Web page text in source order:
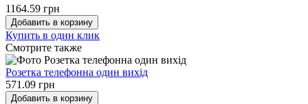
1164.59 грн
Добавить в корзину
Купить в один клик
Cмотрите также
Розетка телефонна один вихід
571.09 грн
Добавить в корзину